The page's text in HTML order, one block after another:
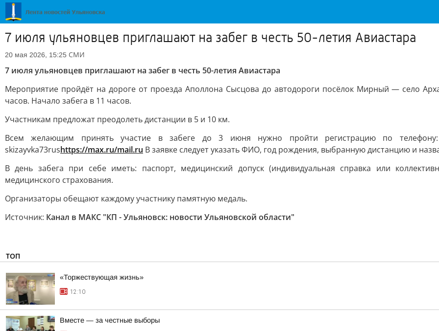
7 июля ульяновцев приглашают на забег в честь 50-летия Авиастара
20 мая 2026, 15:25 СМИ
7 июля ульяновцев приглашают на забег в честь 50-летия Авиастара
Мероприятие пройдёт на дороге от проезда Аполлона Сысцова до автодороги посёлок Мирный — село
часов. Начало забега в 11 часов.
Участникам предложат преодолеть дистанции в 5 и 10 км.
Всем желающим принять участие в забеге до 3 июня нужно пройти регистрацию по
skizayvka73rushttps://max.ru/mail.ru В заявке следует указать ФИО, год рождения, выбранную дистанцию и
В день забега при себе иметь: паспорт, медицинский допуск (индивидуальная справка или
медицинского страхования.
Организаторы обещают каждому участнику памятную медаль.
Источник: Канал в МАКС "КП - Ульяновск: новости Ульяновской области"
ТОП
«Торжествующая жизнь»
12:10
Вместе — за честные выборы